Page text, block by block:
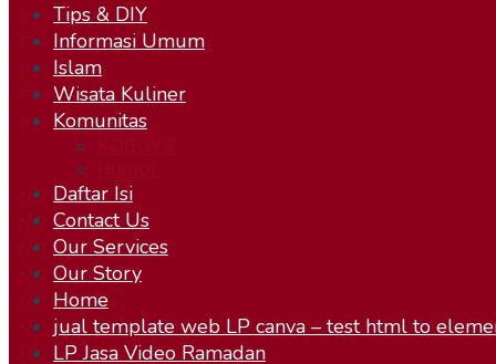
Tips & DIY
Informasi Umum
Islam
Wisata Kuliner
Komunitas
Daftar Isi
Contact Us
Our Services
Our Story
Home
jual template web LP canva – test html to
LP Jasa Video Ramadan